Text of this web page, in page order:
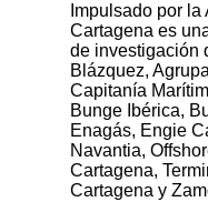
Impulsado por
Cartagena es
de investigación
Blázquez,
Capitanía
Bunge Ibérica,
Enagás, Engie
Navantia,
Cartagena,
Cartagena y